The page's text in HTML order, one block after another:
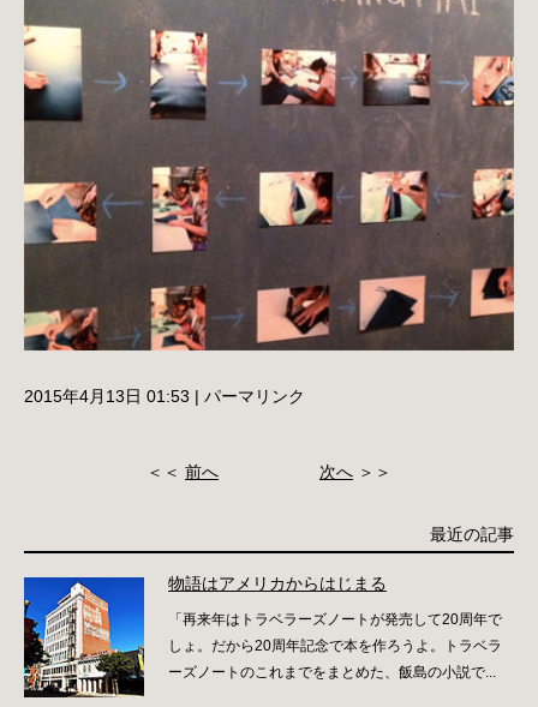
2015年4月13日 01:53 | パーマリンク
＜＜ 前へ 次へ ＞＞
最近の記事
物語はアメリカからはじまる
「再来年はトラベラーズノートが発売して20周年で
しょ。だから20周年記念で本を作ろうよ。トラベラ
ーズノートのこれまでをまとめた、飯島の小説で...